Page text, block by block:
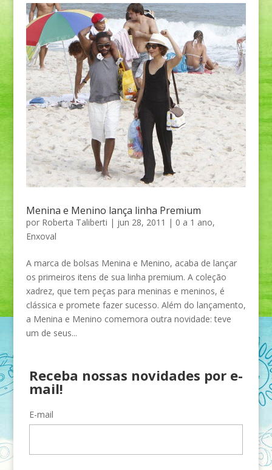
Menina e Menino lança linha Premium
por Roberta Taliberti | jun 28, 2011 | 0 a 1 ano,
Enxoval
A marca de bolsas Menina e Menino, acaba de lançar
os primeiros itens de sua linha premium. A coleção
xadrez, que tem peças para meninas e meninos, é
clássica e promete fazer sucesso. Além do lançamento,
a Menina e Menino comemora outra novidade: teve
um de seus...
Receba nossas novidades por e-
mail!
E-mail